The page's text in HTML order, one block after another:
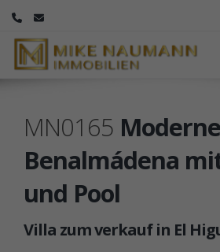
MN0165
Benalmádena
und Pool
Villa zum verkauf in El